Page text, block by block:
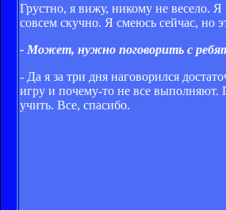
Грустно, я вижу, никому не весело. Я
совсем скучно. Я смеюсь сейчас, но
- Может, нужно поговорить с
- Да я за три дня наговорился
игру и почему-то не все выполняют.
учить. Все, спасибо.